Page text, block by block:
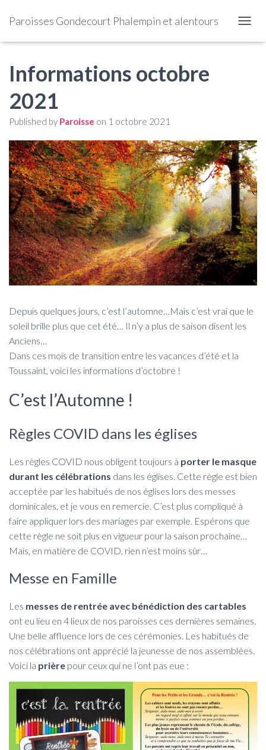
Paroisses Gondecourt Phalempin et alentours
Informations octobre
2021
Published by Paroisse on 1 octobre 2021
Depuis quelques jours, c’est l’automne…Mais c’est vrai que le
soleil brille plus que cet été… Il n’y a plus de saison disent les
Anciens…
Dans ces mois de transition entre les vacances d’été et la
Toussaint, voici les informations d’octobre !
C’est l’Automne !
Règles COVID dans les églises
Les règles COVID nous obligent toujours à porter le masque
durant les célébrations dans les églises. Cette règle est bien
acceptée par les habitués de nos églises lors des messes
dominicales, et je vous en remercie. C’est plus compliqué à
faire appliquer lors des mariages par exemple. Espérons que
cette règle ne soit plus en vigueur pour la saison prochaine…
Mais, en matière de COVID, rien n’est moins sûr…
Messe en Famille
Les messes de rentrée avec bénédiction des cartables
ont eu lieu en 4 lieux de nos paroisses ces dernières semaines.
Une belle affluence lors de ces cérémonies. Les habitués de
nos célébrations ont apprécié la jeunesse de nos assemblées.
Voici la prière pour ceux qui ne l’ont pas eue :